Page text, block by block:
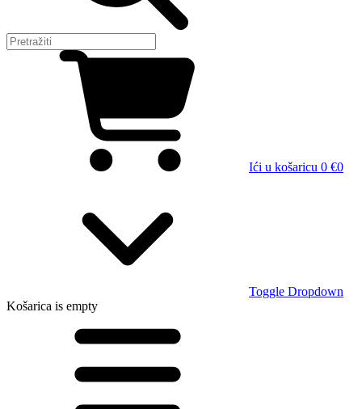
Ići u košaricu 0 €0
Toggle Dropdown
Košarica is empty